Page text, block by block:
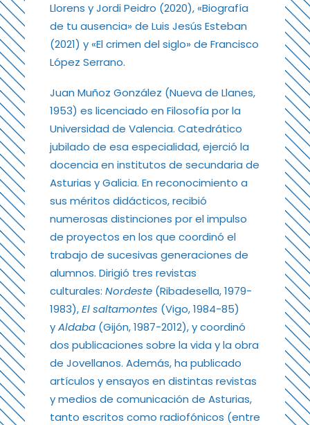
Llorens y Jordi Peidro (2020), «Biografía
de tu ausencia» de Luis Jesús Esteban
(2021) y «El crimen del siglo» de Francisco
López Serrano.
Juan Muñoz González (Nueva de Llanes,
1953) es licenciado en Filosofía por la
Universidad de Valencia. Catedrático
jubilado de esa especialidad, ejerció la
docencia en institutos de secundaria de
Asturias y Galicia. En reconocimiento a
sus méritos didácticos, recibió
numerosas distinciones por el impulso
de proyectos en los que coordinó el
trabajo de sucesivas generaciones de
alumnos. Dirigió tres revistas
culturales: Nordeste (Ribadesella, 1979-
1983),El saltamontes (Vigo, 1984-85)
yAldaba (Gijón, 1987-2012), y coordinó
dos publicaciones sobre la vida y la obra
de Jovellanos. Además, ha publicado
artículos y ensayos en distintas revistas
y medios de comunicación de Asturias,
tanto escritos como radiofónicos (entre